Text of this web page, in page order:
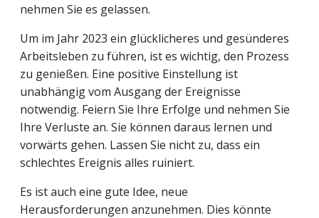
nehmen Sie es gelassen.
Um im Jahr 2023 ein glücklicheres und gesünderes
Arbeitsleben zu führen, ist es wichtig, den Prozess
zu genießen. Eine positive Einstellung ist
unabhängig vom Ausgang der Ereignisse
notwendig. Feiern Sie Ihre Erfolge und nehmen Sie
Ihre Verluste an. Sie können daraus lernen und
vorwärts gehen. Lassen Sie nicht zu, dass ein
schlechtes Ereignis alles ruiniert.
Es ist auch eine gute Idee, neue
Herausforderungen anzunehmen. Dies könnte